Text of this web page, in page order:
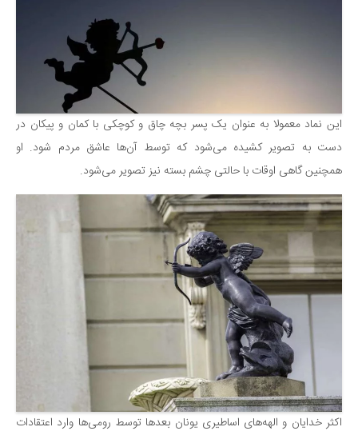
این نماد معمولا به عنوان یک پسر بچه چاق و کوچکی با کمان و پیکان در
دست به تصویر کشیده می‌شود که توسط آن‌ها عاشق مردم شود. او
همچنین گاهی اوقات با حالتی چشم بسته نیز تصویر می‌شود.
اکثر خدایان و الهه‌های اساطیری یونان بعدها توسط رومی‌ها وارد اعتقادات